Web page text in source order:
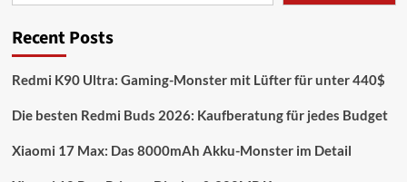
Gaming
Dual-
Hülle!
Recent Posts
Redmi K90 Ultra: Gaming-Monster mit Lüfter für unter 440$
Die besten Redmi Buds 2026: Kaufberatung für jedes Budget
Xiaomi 17 Max: Das 8000mAh Akku-Monster im Detail